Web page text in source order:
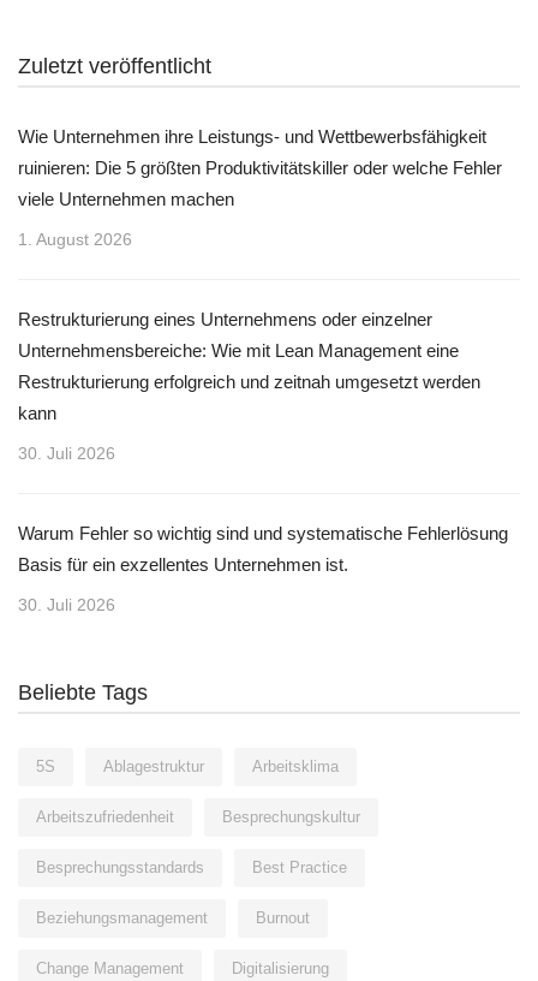
Zuletzt veröffentlicht
Wie Unternehmen ihre Leistungs- und Wettbewerbsfähigkeit
ruinieren: Die 5 größten Produktivitätskiller oder welche Fehler
viele Unternehmen machen
1. August 2026
Restrukturierung eines Unternehmens oder einzelner
Unternehmensbereiche: Wie mit Lean Management eine
Restrukturierung erfolgreich und zeitnah umgesetzt werden
kann
30. Juli 2026
Warum Fehler so wichtig sind und systematische Fehlerlösung
Basis für ein exzellentes Unternehmen ist.
30. Juli 2026
Beliebte Tags
5S Ablagestruktur Arbeitsklima
Arbeitszufriedenheit Besprechungskultur
Besprechungsstandards Best Practice
Beziehungsmanagement Burnout
Change Management Digitalisierung